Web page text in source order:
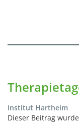
Institut Hartheim
Dieser Beitrag